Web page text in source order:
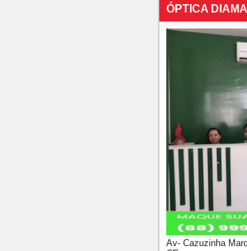
ÓPTICA
Av- Cazuzinha